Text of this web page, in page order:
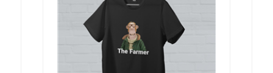
در طراحی تیشرت پنبه ای سفید طرح قوی بمون تلاش شده
ظاهر ساده لباس حفظ شود و تمرکز اصلی روی پیام کوتاه و
مستقیم Stay strong باشد. چاپ جلوی لباس در ابعاد متوسط
اجرا شده و فضای خالی اطراف آن باعث شده طرح تمیز و مدرن
دیده شود. این مدل از آن دسته تیشرت‌هایی است که هم